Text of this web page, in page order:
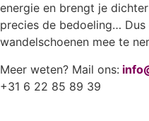
energie en brengt je
precies de bedoeling…
wandelschoenen mee te
Meer weten? Mail ons:
+31 6 22 85 89 39